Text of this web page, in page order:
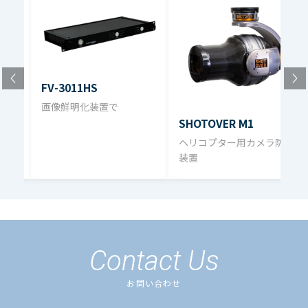
FV-3011HS
画像鮮明化装置で
SHOTOVER M1
ヘリコプター用カメラ防振
装置
Contact Us
お問い合わせ